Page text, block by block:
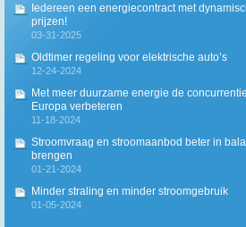
Iedereen een energiecontract met
prijzen!
03-31-2025
Oldtimer regeling voor elektrische auto’s
12-24-2024
Met meer duurzame energie de
Europa verbeteren
11-18-2024
Stroomvraag en stroomaanbod beter in
brengen
01-21-2024
Minder straling en minder stroomgebruik
01-05-2024